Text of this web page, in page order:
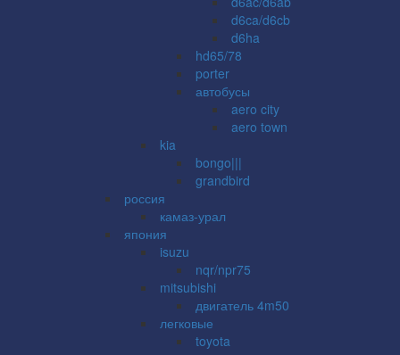
d6ca/d6cb
d6ha
hd65/78
porter
автобусы
aero city
aero town
kia
bongo|||
grandbird
россия
камаз-урал
япония
isuzu
nqr/npr75
mitsubishi
двигатель 4m50
легковые
toyota